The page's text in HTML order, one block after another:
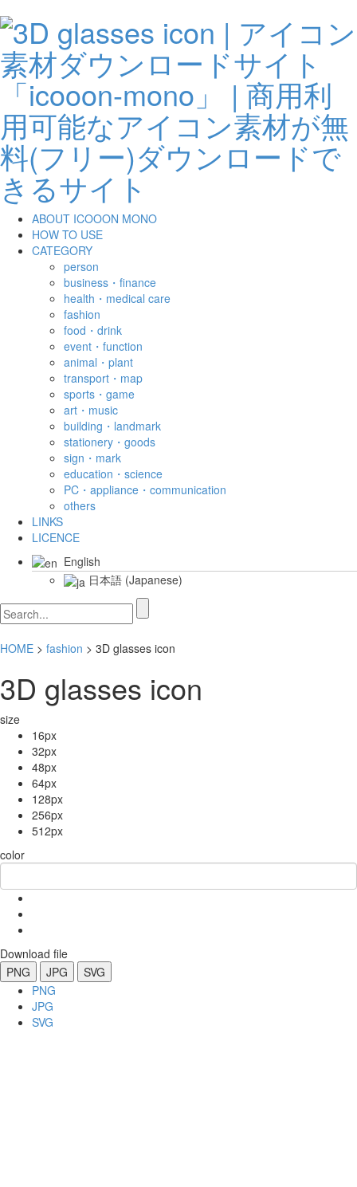
ABOUT ICOOON MONO
HOW TO USE
CATEGORY
person
business・finance
health・medical care
fashion
food・drink
event・function
animal・plant
transport・map
sports・game
art・music
building・landmark
stationery・goods
sign・mark
education・science
PC・appliance・communication
others
LINKS
LICENCE
English
日本語 (Japanese)
HOME > fashion > 3D glasses icon
3D glasses icon
size
16px
32px
48px
64px
128px
256px
512px
color
Download file
PNG
JPG
SVG
PNG
JPG
SVG